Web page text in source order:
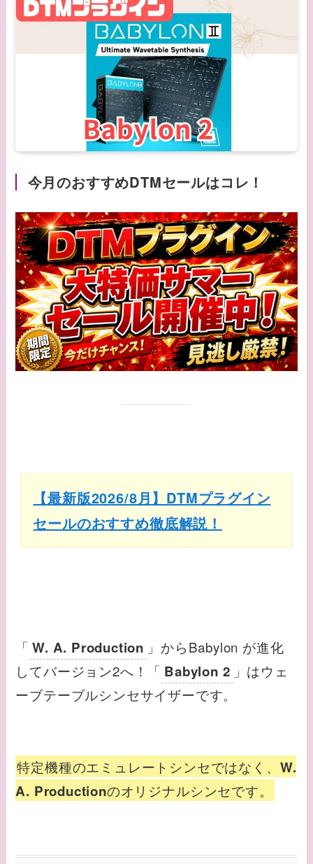
今月のおすすめDTMセールはコレ！
【最新版2026/8月】DTMプラグイン
セールのおすすめ徹底解説！
「 W. A. Production 」からBabylon が進化
してバージョン2へ！「 Babylon 2 」はウェ
ーブテーブルシンセサイザーです。
特定機種のエミュレートシンセではなく、 W.
A. Productionのオリジナルシンセです。